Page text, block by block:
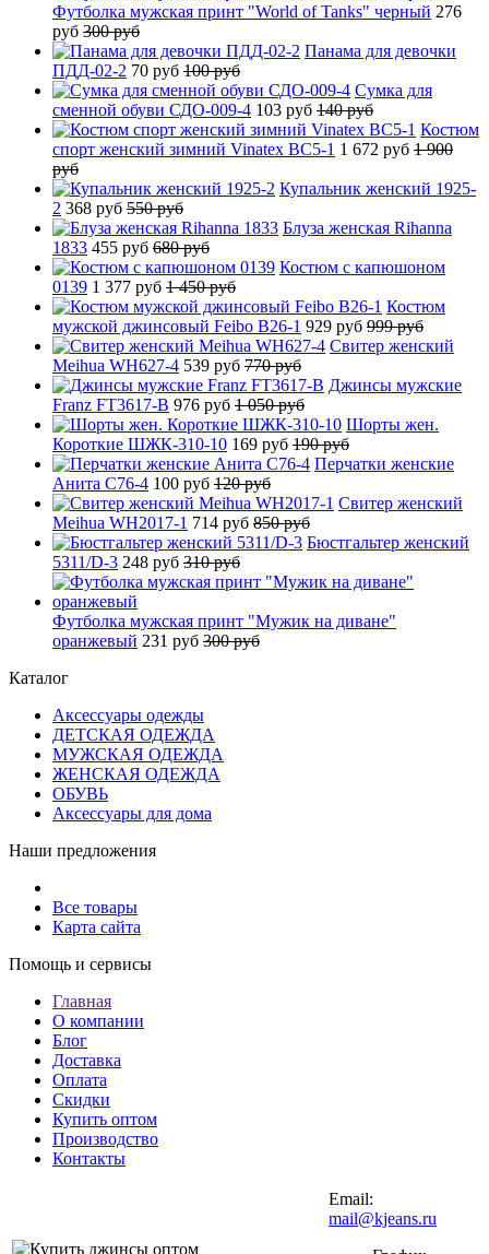
Футболка мужская принт "World of Tanks" черный 276
руб 300 руб
Панама для девочки
ПДД-02-2 70 руб 100 руб
Сумка для
сменной обуви СДО-009-4 103 руб 140 руб
Костюм
спорт женский зимний Vinatex BC5-1 1 672 руб 1 900
руб
Купальник женский 1925-
2 368 руб 550 руб
Блуза женская Rihanna
1833 455 руб 680 руб
Костюм с капюшоном
0139 1 377 руб 1 450 руб
Костюм
мужской джинсовый Feibo B26-1 929 руб 999 руб
Свитер женский
Meihua WH627-4 539 руб 770 руб
Джинсы мужские
Franz FT3617-B 976 руб 1 050 руб
Шорты жен.
Короткие ШЖК-310-10 169 руб 190 руб
Перчатки женские
Анита C76-4 100 руб 120 руб
Свитер женский
Meihua WH2017-1 714 руб 850 руб
Бюстгальтер женский
5311/D-3 248 руб 310 руб
Футболка мужская принт "Мужик на диване"
оранжевый 231 руб 300 руб
Каталог
Аксессуары одежды
ДЕТСКАЯ ОДЕЖДА
МУЖСКАЯ ОДЕЖДА
ЖЕНСКАЯ ОДЕЖДА
ОБУВЬ
Аксессуары для дома
Наши предложения
Все товары
Карта сайта
Помощь и сервисы
Главная
О компании
Блог
Доставка
Оплата
Скидки
Купить оптом
Производство
Контакты
Email:
mail@kjeans.ru